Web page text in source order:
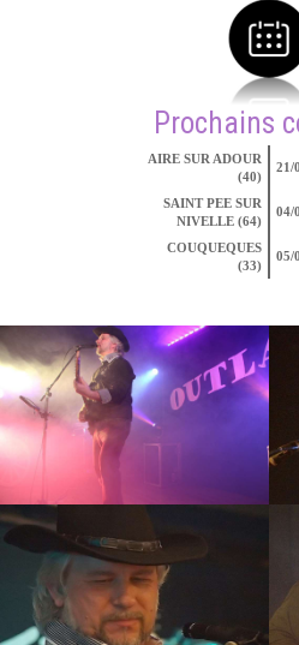
Prochains
AIRE SUR ADOUR
(40)
21/
SAINT PEE SUR
NIVELLE (64)
04/
COUQUEQUES
(33)
05/